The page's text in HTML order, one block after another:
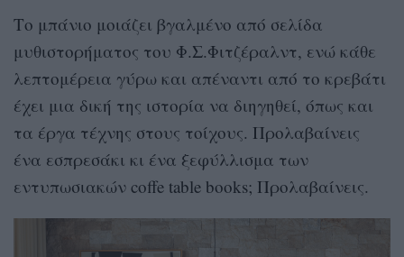
Το μπάνιο μοιάζει βγαλμένο από σελίδα
μυθιστορήματος του Φ.Σ.Φιτζέραλντ, ενώ κάθε
λεπτομέρεια γύρω και απέναντι από το κρεβάτι
έχει μια δική της ιστορία να διηγηθεί, όπως και
τα έργα τέχνης στους τοίχους. Προλαβαίνεις
ένα εσπρεσάκι κι ένα ξεφύλλισμα των
εντυπωσιακών coffe table books; Προλαβαίνεις.